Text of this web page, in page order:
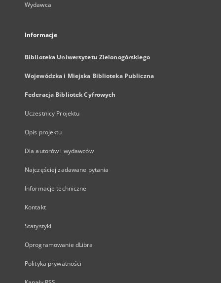
Wydawca
Informacje
Biblioteka Uniwersytetu Zielonogórskiego
Wojewódzka i Miejska Biblioteka Publiczna
Federacja Bibliotek Cyfrowych
Uczestnicy Projektu
Opis projektu
Dla autorów i wydawców
Najczęściej zadawane pytania
Informacje techniczne
Kontakt
Statystyki
Oprogramowanie dLibra
Polityka prywatności